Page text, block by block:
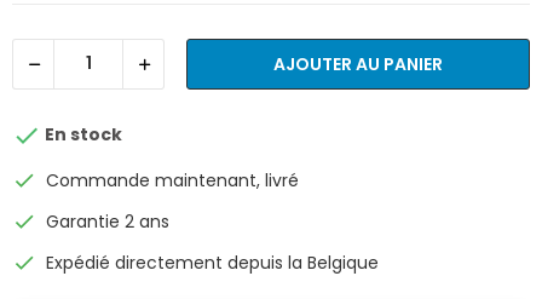
AJOUTER AU PANIER
 En stock
check Commande maintenant, livré
check Garantie 2 ans
check Expédié directement depuis la Belgique